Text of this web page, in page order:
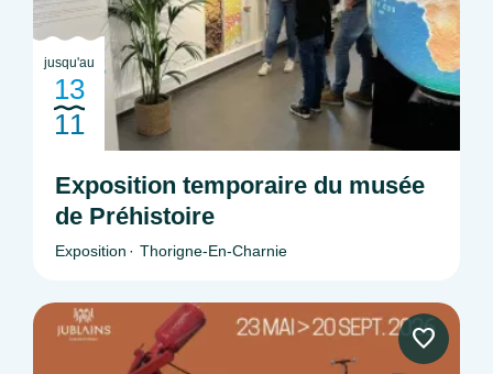
jusqu'au
13
11
Exposition temporaire du musée
de Préhistoire
Exposition Thorigne-En-Charnie